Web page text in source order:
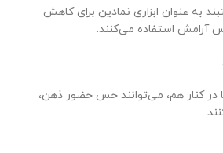
به عنوان ابزاری نمادین برای کاهش
آرامش استفاده می‌کنند.
در کنار هم، می‌توانند حس حضور ذهن،